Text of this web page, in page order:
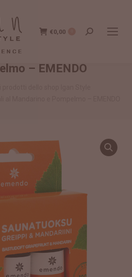
€0,00 Cerca:
al Mandarino
– EMENDO